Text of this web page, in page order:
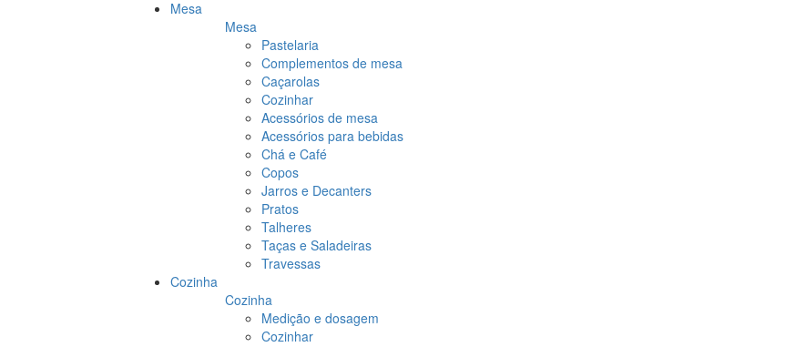
Mesa
Mesa
Pastelaria
Complementos de mesa
Caçarolas
Cozinhar
Acessórios de mesa
Acessórios para bebidas
Chá e Café
Copos
Jarros e Decanters
Pratos
Talheres
Taças e Saladeiras
Travessas
Cozinha
Cozinha
Medição e dosagem
Cozinhar